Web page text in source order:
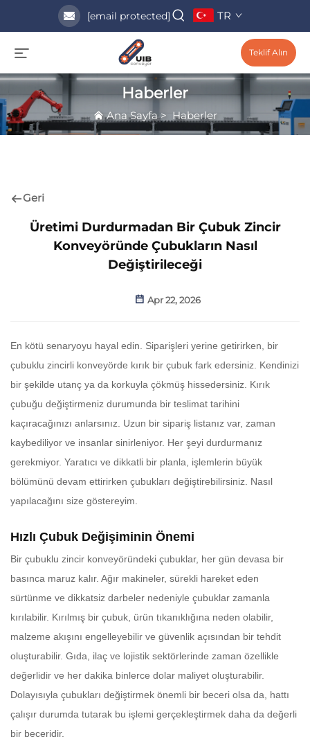
[email protected] TR
Teklif Alın
Haberler
Ana Sayfa> Haberler
Geri
Üretimi Durdurmadan Bir Çubuk Zincir
Konveyöründe Çubukların Nasıl
Değiştirileceği
Apr 22, 2026
En kötü senaryoyu hayal edin. Siparişleri yerine getirirken, bir
çubuklu zincirli konveyörde kırık bir çubuk fark edersiniz. Kendinizi
bir şekilde utanç ya da korkuyla çökmüş hissedersiniz. Kırık
çubuğu değiştirmeniz durumunda bir teslimat tarihini
kaçıracağınızı anlarsınız. Uzun bir sipariş listanız var, zaman
kaybediliyor ve insanlar sinirleniyor. Her şeyi durdurmanız
gerekmiyor. Yaratıcı ve dikkatli bir planla, işlemlerin büyük
bölümünü devam ettirirken çubukları değiştirebilirsiniz. Nasıl
yapılacağını size göstereyim.
Hızlı Çubuk Değişiminin Önemi
Bir çubuklu zincir konveyöründeki çubuklar, her gün devasa bir
basınca maruz kalır. Ağır makineler, sürekli hareket eden
sürtünme ve dikkatsiz darbeler nedeniyle çubuklar zamanla
kırılabilir. Kırılmış bir çubuk, ürün tıkanıklığına neden olabilir,
malzeme akışını engelleyebilir ve güvenlik açısından bir tehdit
oluşturabilir. Gıda, ilaç ve lojistik sektörlerinde zaman özellikle
değerlidir ve her dakika binlerce dolar maliyet oluşturabilir.
Dolayısıyla çubukları değiştirmek önemli bir beceri olsa da, hattı
çalışır durumda tutarak bu işlemi gerçekleştirmek daha da değerli
bir beceridir.